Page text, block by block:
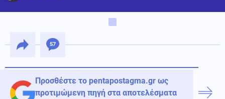
57
Προσθέστε το pentapostagma.gr ως
προτιμώμενη πηγή στα αποτελέσματα